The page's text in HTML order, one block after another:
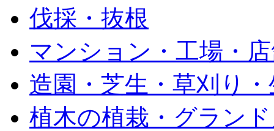
伐採・抜根
マンション・工場・
造園・芝生・草刈り
植木の植栽・グラン